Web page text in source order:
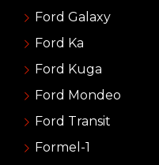
Ford Galaxy
Ford Ka
Ford Kuga
Ford Mondeo
Ford Transit
Formel-1